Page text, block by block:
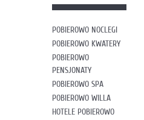
POBIEROWO NOCLEGI
POBIEROWO KWATERY
POBIEROWO
PENSJONATY
POBIEROWO SPA
POBIEROWO WILLA
HOTELE POBIEROWO